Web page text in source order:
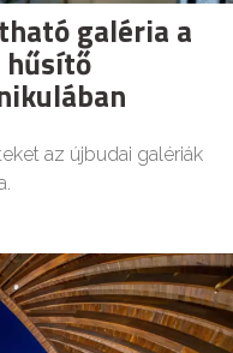
galéria a
hűsítő
az újbudai galériák